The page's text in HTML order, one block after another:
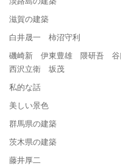
滋賀の建築
白井晟一 柿沼守利
磯崎新 伊東豊雄 隈研吾
西沢立衛 坂茂
私的な話
美しい景色
群馬県の建築
茨木県の建築
藤井厚二